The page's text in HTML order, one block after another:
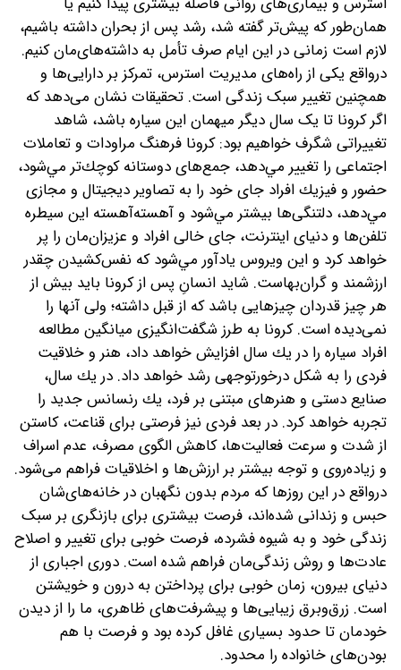
همان‌طور که پیش‌تر گفته شد، رشد پس از بحران داشته باشیم،
لازم است زمانی در این ایام صرف تأمل به داشته‌های‌مان کنیم.
درواقع یکی از راه‌های مدیریت استرس، تمرکز بر دارایی‌ها و
همچنین تغییر سبک زندگی است. تحقیقات نشان می‌دهد که
اگر کرونا تا یک سال دیگر میهمان اين سياره باشد، شاهد
تغييراتى شگرف خواهيم بود: كرونا فرهنگ مراودات و تعاملات
اجتماعى را تغيير مي‌دهد، جمع‌هاى دوستانه كوچك‌تر مي‌شود،
حضور و فيزيك افراد جاى خود را به تصاوير ديجيتال و مجازى
مي‌دهد، دلتنگی‌ها بيشتر مي‌شود و آهسته‌آهسته اين سيطره
تلفن‌ها و دنياى اينترنت، جاى خالى افراد و عزيزان‌مان را پر
خواهد كرد و این ويروس يادآور مي‌شود كه نفس‌کشیدن چقدر
ارزشمند و گران‌بهاست. شايد انسانِ پس از كرونا بايد بيش از
هر چيز قدردان چیزهایی باشد که از قبل داشته؛ ولی آنها را
نمی‌دیده است. كرونا به طرز شگفت‌انگيزى ميانگين مطالعه
افراد سياره را در يك سال افزايش خواهد داد، هنر و خلاقيت
فردى را به شكل درخور‌توجهى رشد خواهد داد. در يك سال،
صنايع دستى و هنرهاى مبتنى بر فرد، يك رنسانس جدید را
تجربه خواهد كرد. در بعد فردی نیز فرصتی برای قناعت، کاستن
از شدت و سرعت فعالیت‌ها، کاهش الگوی مصرف، عدم اسراف
و زیاده‌روی و توجه بیشتر بر ارزش‌ها و اخلاقیات فراهم می‌شود‌.
درواقع در این روزها که مردم بدون نگهبان در خانه‌های‌شان
حبس و زندانی شده‌اند، فرصت بیشتری برای بازنگری بر سبک
زندگی خود و به شیوه فشرده، فرصت خوبی برای تغییر و اصلاح
عادت‌ها و روش زندگی‌مان فراهم شده است. دوری اجباری از
دنیای بیرون، زمان خوبی برای پرداختن به درون و خویشتن
است. زرق‌و‌برق زیبایی‌ها و پیشرفت‌های ظاهری، ما را از دیدن
خودمان تا حدود بسیاری غافل کرده بود و فرصت با هم
بودن‌های خانواده را محدود.